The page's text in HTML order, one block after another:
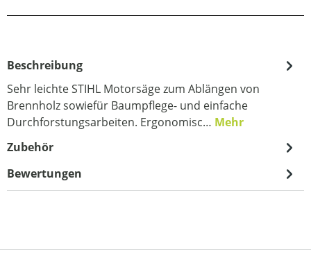
Beschreibung
Sehr leichte STIHL Motorsäge zum Ablängen von
Brennholz sowiefür Baumpflege- und einfache
Durchforstungsarbeiten. Ergonomisc… Mehr
Zubehör
Bewertungen